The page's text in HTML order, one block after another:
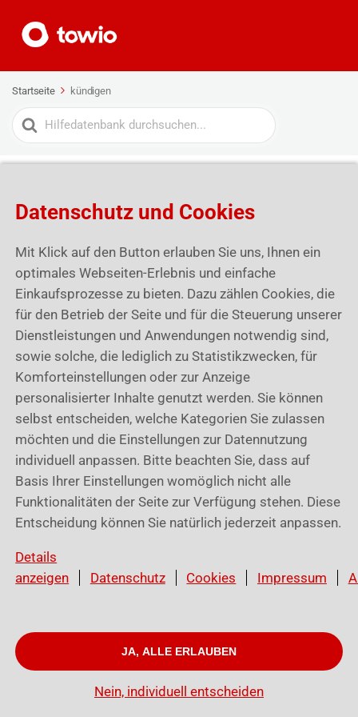
Startseite kündigen
Search
For
© Würth Cloud Services GmbH I Impressum
Datenschutz und Cookies
Mit Klick auf den Button erlauben Sie uns, Ihnen ein
optimales Webseiten-Erlebnis und einfache
Einkaufsprozesse zu bieten. Dazu zählen Cookies, die
für den Betrieb der Seite und für die Steuerung unserer
Dienstleistungen und Anwendungen notwendig sind,
sowie solche, die lediglich zu Statistikzwecken, für
Komforteinstellungen oder zur Anzeige
personalisierter Inhalte genutzt werden. Sie können
selbst entscheiden, welche Kategorien Sie zulassen
möchten und die Einstellungen zur Datennutzung
individuell anpassen. Bitte beachten Sie, dass auf
Basis Ihrer Einstellungen womöglich nicht alle
Funktionalitäten der Seite zur Verfügung stehen. Diese
Entscheidung können Sie natürlich jederzeit anpassen.
Details
anzeigen
Datenschutz Cookies Impressum
JA, ALLE ERLAUBEN
Nein, individuell entscheiden